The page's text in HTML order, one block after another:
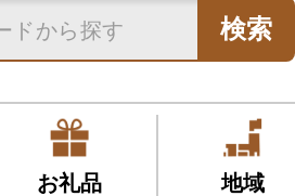
検索
お礼品 地域